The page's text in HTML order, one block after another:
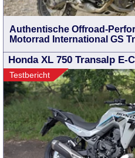
Authentische Offroad-
Motorrad International GS
Honda XL 750 Transalp E-
Testbericht